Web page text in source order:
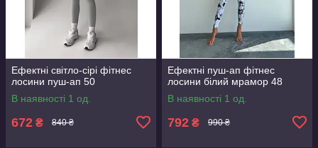
Ефектні світло-сірі фітнес
лосини пуш-ап 50
В наявності 1 од.
672 ₴ 840 ₴
Ефектні пуш-ап фітнес
лосини білий мрамор 48
В наявності 1 од.
792 ₴ 990 ₴